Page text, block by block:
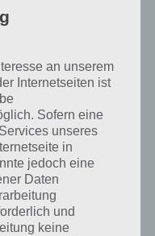
zu Dubai im Mai 2019
an unserem
Internetseiten ist
Sofern eine
unseres
in
jedoch eine
Daten
und
keine